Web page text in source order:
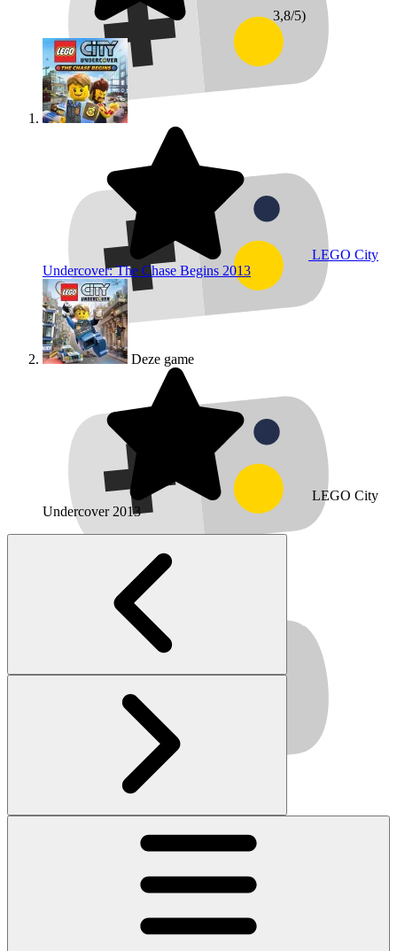
3,8/5)
LEGO City
Undercover: The Chase Begins 2013
Deze game
LEGO City
Undercover 2013